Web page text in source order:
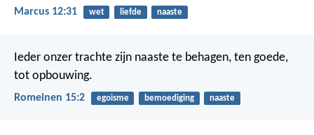
Marcus 12:31 wet liefde naaste
Ieder onzer trachte zijn naaste te behagen, ten goede,
tot opbouwing.
Romeinen 15:2 egoisme bemoediging naaste